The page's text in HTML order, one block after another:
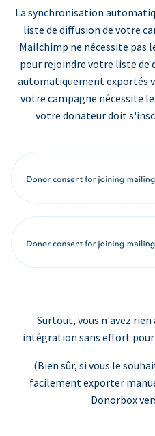
La synchronisation
liste de diffusion de votre
Mailchimp ne nécessite pas
pour rejoindre votre liste de
automatiquement exportés
votre campagne nécessite
votre donateur doit
Surtout, vous n'avez
intégration sans effort pour
(Bien sûr, si vous le
facilement exporter
Donorbox